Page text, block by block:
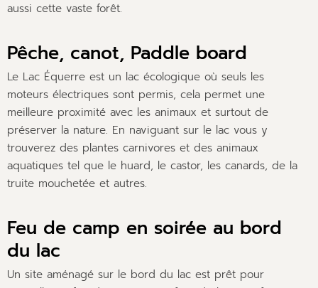
aussi cette vaste forêt.
Pêche, canot, Paddle board
Le Lac Équerre est un lac écologique où seuls les
moteurs électriques sont permis, cela permet une
meilleure proximité avec les animaux et surtout de
préserver la nature. En naviguant sur le lac vous y
trouverez des plantes carnivores et des animaux
aquatiques tel que le huard, le castor, les canards, de la
truite mouchetée et autres.
Feu de camp en soirée au bord
du lac
Un site aménagé sur le bord du lac est prêt pour